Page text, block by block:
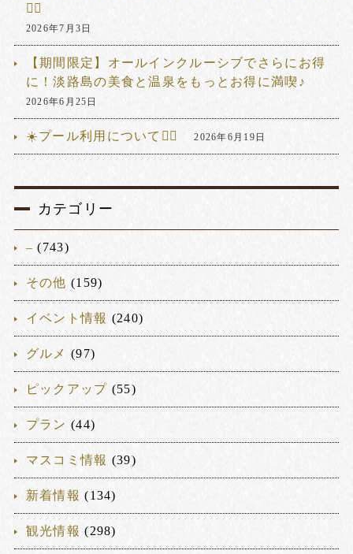
🏊‍♂️
2026年7月3日
【期間限定】オールインクルーシブでさらにお得
に！淡路島の美食と温泉をもっとお得に満喫♪
2026年6月25日
☀️プール利用について🏊‍♂️ 2026年6月19日
カテゴリー
– (743)
その他 (159)
イベント情報 (240)
グルメ (97)
ピックアップ (55)
プラン (44)
マスコミ情報 (39)
新着情報 (134)
観光情報 (298)